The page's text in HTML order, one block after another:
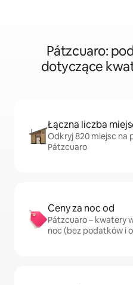
Pátzcuaro:
dotyczące
Łączna liczba
Odkryj 820 miejsc na
Pátzcuaro
Ceny za noc od
Pátzcuaro – kwatery
noc (bez podatków i